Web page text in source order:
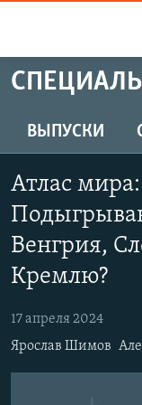
Вернуться
к
основному
содержанию
Вернутся
главной
навигации
Вернутся
поиску
ПРОГРАММЫ
ПОДКАСТЫ
ЦИТАТЫ СВОБОДЫ
МНЕНИЯ
КУЛЬТУРА
IDEL.РЕАЛИИ
КАВКАЗ.РЕАЛИИ
СЕВЕР.РЕАЛИИ
ВЫПУСКИ
Атлас
Венгрия,
Кремлю?
17 апреля 2024
Ярослав Шимов